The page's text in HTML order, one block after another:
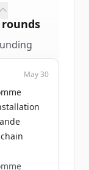
to
May 30